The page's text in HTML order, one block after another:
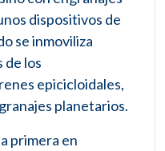
dispositivos de
se inmoviliza
de los
epicicloidales,
planetarios.
primera en